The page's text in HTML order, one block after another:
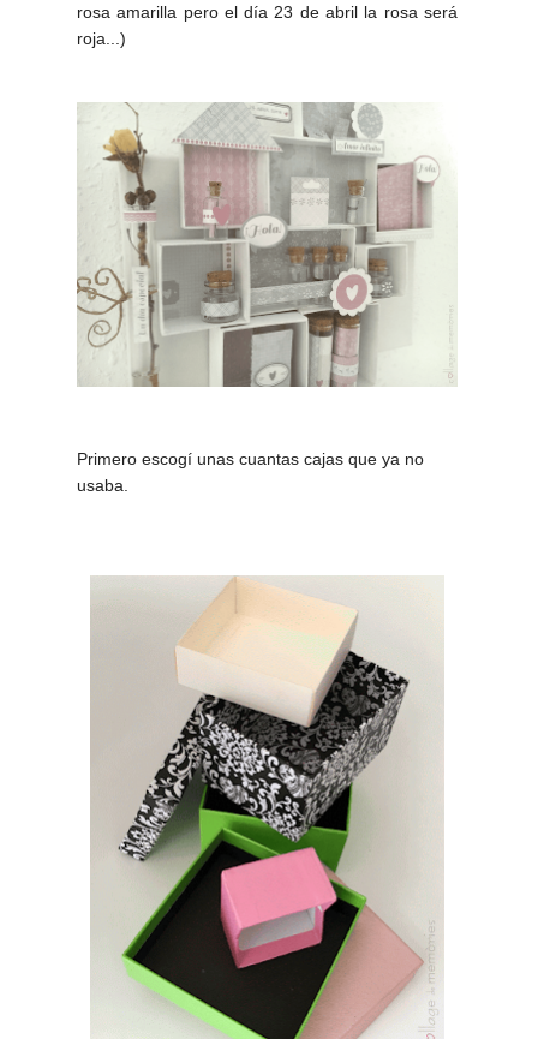
rosa amarilla pero el día 23 de abril la rosa será
roja...)
Primero escogí unas cuantas cajas que ya no
usaba.